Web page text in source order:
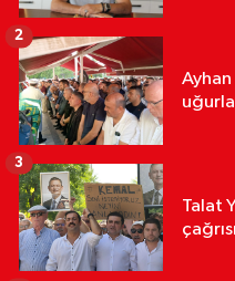
Ayhan
2
Talat
çağrısı
3